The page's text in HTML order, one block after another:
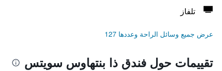
تلفاز
عرض جميع وسائل الراحة وعددها 127
تقييمات حول فندق ذا بنتهاوس سويتس